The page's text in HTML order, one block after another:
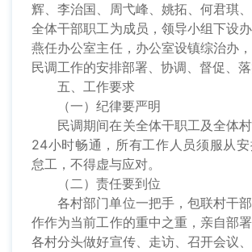
辉、李治国、周弋峰、姚拓、何君琪
全体干部职工为成员，领导小组下设
燕任办公室主任，办公室设镇综治办
民调工作的安排部署、协调、督促、落
五、工作要求
（一）纪律要严明
民调期间在关全体干职工及全体
24小时畅通，所有工作人员须服从
怠工，不得虚与应对。
（二）责任要到位
各村部门单位一把手，包联村干
作作为当前工作的重中之重，亲自部
各村分头做好宣传、走访、召开会议